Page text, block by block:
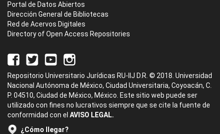
Portal de Datos Abiertos
Dirección General de Bibliotecas
Red de Acervos Digitales
Directory of Open Access Repositories
Repositorio Universitario Jurídicas RU-IIJ D.R. © 2018. Universidad
Nacional Autónoma de México, Ciudad Universitaria, Coyoacán, C.
P. 04510, Ciudad de México, México. Este sitio web puede ser
utilizado con fines no lucrativos siempre que se cite la fuente de
conformidad con el AVISO LEGAL.
¿Cómo llegar?